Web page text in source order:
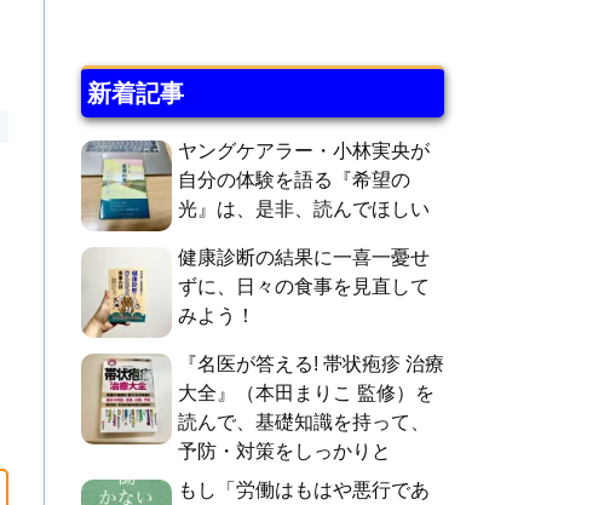
新着記事
ヤングケアラー・小林実央が
自分の体験を語る『希望の
光』は、是非、読んでほしい
健康診断の結果に一喜一憂せ
ずに、日々の食事を見直して
みよう！
『名医が答える! 帯状疱疹 治療
大全』（本田まりこ 監修）を
読んで、基礎知識を持って、
予防・対策をしっかりと
もし「労働はもはや悪行であ